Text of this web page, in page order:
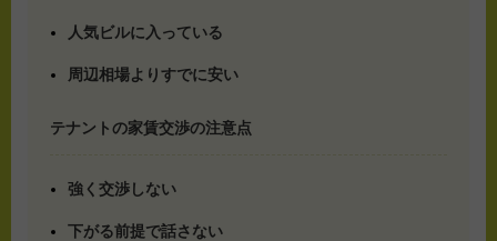
人気ビルに入っている
周辺相場よりすでに安い
テナントの家賃交渉の注意点
強く交渉しない
下がる前提で話さない